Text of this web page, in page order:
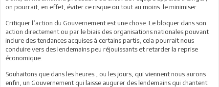
on pourrait, en effet, éviter ce risque ou tout au moins le minimiser.
Critiquer l’action du Gouvernement est une chose. Le bloquer dans son
action directement ou par le biais des organisations nationales pouvant
inclure des tendances acquises à certains partis, cela pourrait nous
conduire vers des lendemains peu réjouissants et retarder la reprise
économique.
Souhaitons que dans les heures , ou les jours, qui viennent nous aurons
enfin, un Gouvernement qui laisse augurer des lendemains qui chantent